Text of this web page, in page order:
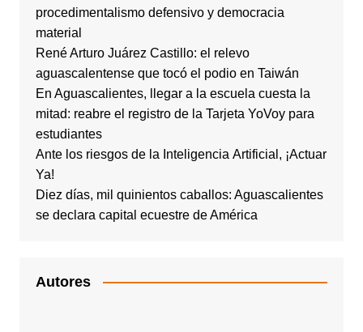
procedimentalismo defensivo y democracia
material
René Arturo Juárez Castillo: el relevo
aguascalentense que tocó el podio en Taiwán
En Aguascalientes, llegar a la escuela cuesta la
mitad: reabre el registro de la Tarjeta YoVoy para
estudiantes
Ante los riesgos de la Inteligencia Artificial, ¡Actuar
Ya!
Diez días, mil quinientos caballos: Aguascalientes
se declara capital ecuestre de América
Autores